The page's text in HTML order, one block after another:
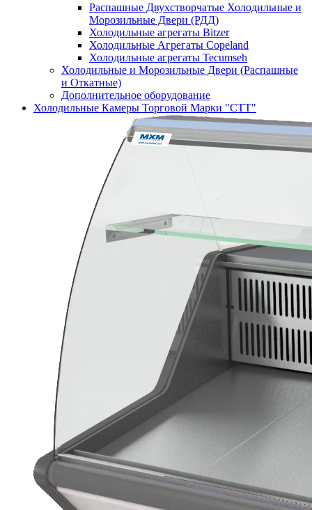
Распашные Двухстворчатые Холодильные и
Морозильные Двери (РДД)
Холодильные агрегаты Bitzer
Холодильные Агрегаты Copeland
Холодильные агрегаты Tecumseh
Холодильные и Морозильные Двери (Распашные
и Откатные)
Дополнительное оборудование
Холодильные Камеры Торговой Марки "СТТ"